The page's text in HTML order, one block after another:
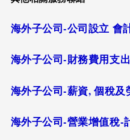
海外子公司-公司設立 會
海外子公司-財務費用支
海外子公司-薪資, 個稅及
海外子公司-營業增值稅-